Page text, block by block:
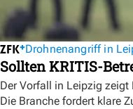
Drohnenangriff in
Sollten KRITIS-
Der Vorfall in Leipzig
Die Branche fordert klare